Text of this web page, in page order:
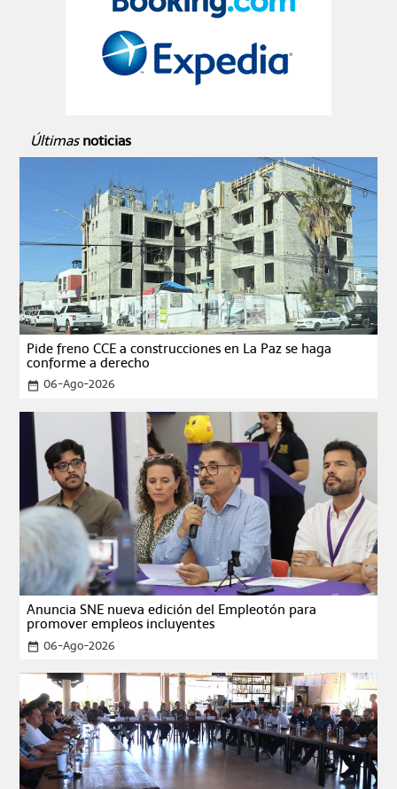
Últimas noticias
Pide freno CCE a construcciones en La Paz se haga
conforme a derecho
date_range 06-Ago-2026
Anuncia SNE nueva edición del Empleotón para
promover empleos incluyentes
date_range 06-Ago-2026